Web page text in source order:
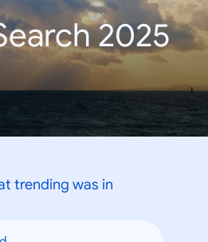
2025
trending was in